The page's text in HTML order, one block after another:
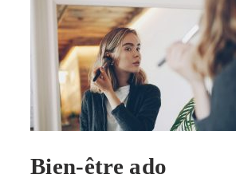
Bien-être ado